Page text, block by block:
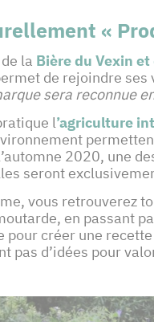
«
la Bière du Vexin
de rejoindre ses
sera reconnue
l’agriculture
2020, une
seront
vous retrouverez
en passant
créer une recette
pas d’idées pour